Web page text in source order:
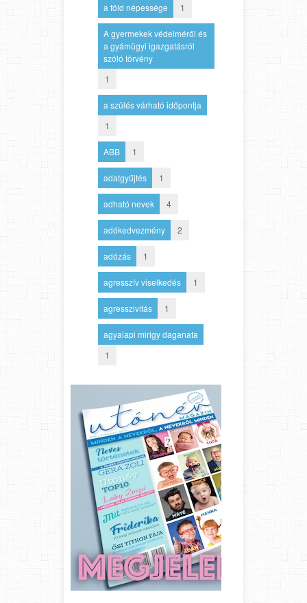
a föld népessége 1
A gyermekek védelméről és
a gyámügyi igazgatásról
szóló törvény
1
a szülés várható időpontja
1
ABB 1
adatgyűjtés 1
adható nevek 4
adókedvezmény 2
adózás 1
agresszív viselkedés 1
agresszivitás 1
agyalapi mirigy daganata
1